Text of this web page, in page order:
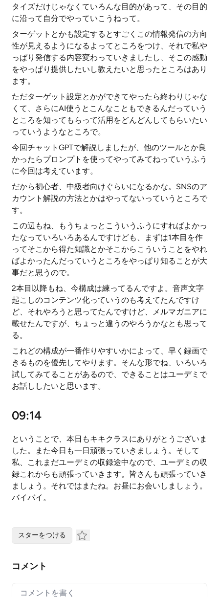
タイズだけじゃなくていろんな目的があって、その目的
に沿って自分でやっていこうねって。
ターゲットとかも設定するとすごくこの情報発信の方向
性が見えるようになるよってところをつけ、それで私や
っぱり発信する内容変わっていきましたし、そこの感動
をやっぱり提供したいし教えたいと思ったところはあり
ます。
ただターゲット設定とかができてやったら終わりじゃな
くて、さらにAI使うとこんなこともできるんだっていう
ところを知ってもらって活用をどんどんしてもらいたい
っていうようなところで。
今回チャットGPTで解説しましたが、他のツールとか良
かったらプロンプトを使ってやってみてねっていうふう
に今回は考えています。
だから初心者、中級者向けぐらいになるかな。SNSのア
カウント解説の方法とかはやってないっていうところで
す。
この辺もね、もうちょっとこういうふうにすればよかっ
たなっていろいろあるんですけども、まずは1本目を作
ってそこから得た知識とかそこからこういうことをやれ
ばよかったんだっていうところをやっぱり知ることが大
事だと思うので。
2本目以降もね、今構成は練ってるんですよ。音声文字
起こしのコンテンツ化っていうのも考えてたんですけ
ど、それやろうと思ってたんですけど、メルマガニアに
載せたんですが、ちょっと違うのやろうかなとも思って
る。
これどの構成が一番作りやすいかによって、早く録画で
きるものを優先してやります。そんな形でね、いろいろ
試してみてることがあるので、できることはユーデミで
お話ししたいと思います。
09:14
ということで、本日もキキクラスにありがとうございま
した。また今日も一日頑張っていきましょう。そして
私、これまだユーデミの収録途中なので、ユーデミの収
録これからも頑張っていきます。皆さんも頑張っていき
ましょう。それではまたね。お昼にお会いしましょう。
バイバイ。
スターをつける
コメント
Your comment